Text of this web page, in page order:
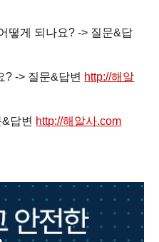
떻게 되나요? -> 질문&답
? -> 질문&답변 http://해알
답변 http://해알사.com